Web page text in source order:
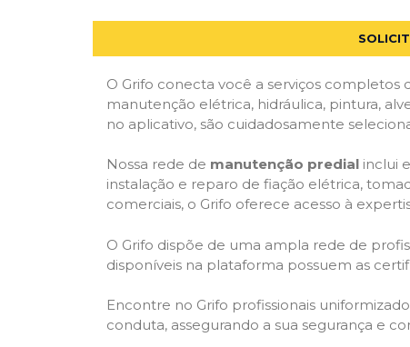
O Grifo conecta você a serviços
manutenção elétrica, hidráulica, pintura,
no aplicativo, são cuidadosamente
Nossa rede de manutenção predial inclui
instalação e reparo de fiação elétrica,
comerciais, o Grifo oferece acesso à
O Grifo dispõe de uma ampla rede de
disponíveis na plataforma possuem as
Encontre no Grifo profissionais
conduta, assegurando a sua segurança e